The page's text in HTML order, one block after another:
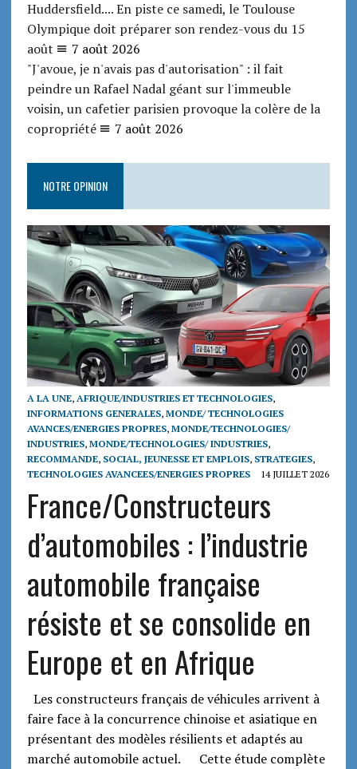
Huddersfield.... En piste ce samedi, le Toulouse
Olympique doit préparer son rendez-vous du 15
août
7 août 2026
"J'avoue, je n'avais pas d'autorisation" : il fait
peindre un Rafael Nadal géant sur l'immeuble
voisin, un cafetier parisien provoque la colère de la
copropriété
7 août 2026
NOTRE OPINION
A LA UNE, AFRIQUE/INDUSTRIES ET TECHNOLOGIES,
INFORMATIONS GENERALES, MONDE/ TECHNOLOGIES
AVANCES/ENERGIES PROPRES, MONDE/TECHNOLOGIES/
INDUSTRIES, MONDE/TECHNOLOGIES/ INDUSTRIES,
RECOMMANDE, SOCIAL, JEUNESSE ET EMPLOIS, STRATEGIES,
TECHNOLOGIES AVANCEES/ENERGIES PROPRES
14 JUILLET 2026
France/Constructeurs
d’automobiles : l’industrie
automobile française
résiste et se consolide en
Europe et en Afrique
Les constructeurs français de véhicules arrivent à
faire face à la concurrence chinoise et asiatique en
présentant des modèles résilients et adaptés au
marché automobile actuel. Cette étude complète